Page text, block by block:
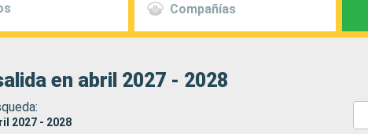
Compañías
en abril 2027 - 2028
2027 - 2028